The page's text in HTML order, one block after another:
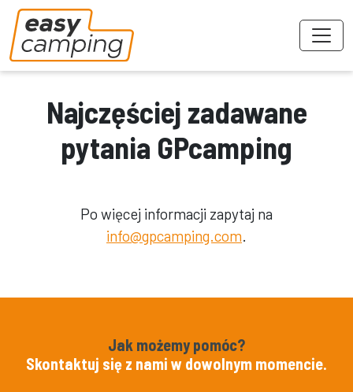
Najczęściej zadawane
pytania GPcamping
Po więcej informacji zapytaj na
info@gpcamping.com.
Jak możemy pomóc?
Skontaktuj się z nami w dowolnym momencie.